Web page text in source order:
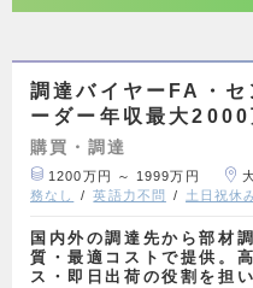
調達バイヤーFA・セ
ーダー年収最大2000
購買・調達
1200万円 ～ 1999万円
務なし
英語力不問 土日祝休
国内外の調達先から部材
質・最適コストで提供。
ス・即日出荷の役割を担